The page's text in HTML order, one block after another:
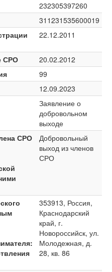
232305397260
311231535600019
22.12.2011
СРО
20.02.2012
99
12.09.2023
Заявление о
добровольном
выходе
СРО
Добровольный
выход из членов
СРО
353913, Россия,
Краснодарский
край, г.
Новороссийск, ул.
Молодежная, д.
28, кв. 86